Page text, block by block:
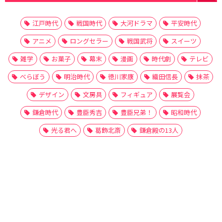
江戸時代 戦国時代 大河ドラマ
平安時代
アニメ
ロングセラー 戦国武将
スイーツ
雑学
お菓子 幕末 漫画 時代劇
テレビ
べらぼう
明治時代 徳川家康 織田信長
抹茶
デザイン
文房具 フィギュア
展覧会
鎌倉時代
豊臣秀吉 豊臣兄弟！
昭和時代
光る君へ
葛飾北斎 鎌倉殿の13人